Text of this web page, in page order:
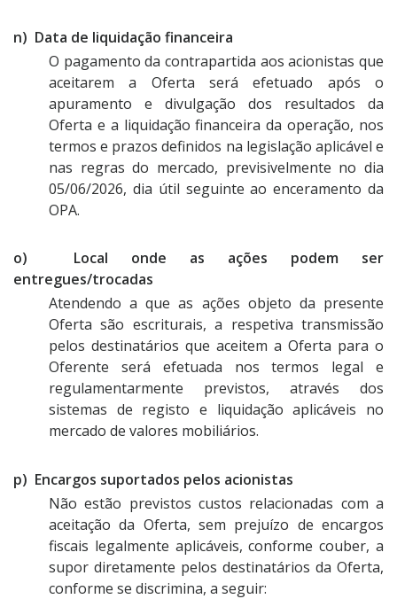
n) Data de liquidação financeira
O pagamento da contrapartida aos acionistas que
aceitarem a Oferta será efetuado após o
apuramento e divulgação dos resultados da
Oferta e a liquidação financeira da operação, nos
termos e prazos definidos na legislação aplicável e
nas regras do mercado, previsivelmente no dia
05/06/2026, dia útil seguinte ao enceramento da
OPA.
o) Local onde as ações podem ser
entregues/trocadas
Atendendo a que as ações objeto da presente
Oferta são escriturais, a respetiva transmissão
pelos destinatários que aceitem a Oferta para o
Oferente será efetuada nos termos legal e
regulamentarmente previstos, através dos
sistemas de registo e liquidação aplicáveis no
mercado de valores mobiliários.
p) Encargos suportados pelos acionistas
Não estão previstos custos relacionadas com a
aceitação da Oferta, sem prejuízo de encargos
fiscais legalmente aplicáveis, conforme couber, a
supor diretamente pelos destinatários da Oferta,
conforme se discrimina, a seguir: